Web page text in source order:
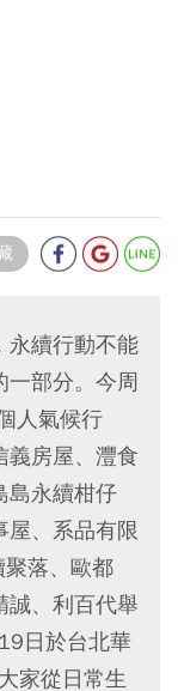
永續行動不能
一部分。今周
人氣候行
義房屋、灃食
島永續柑仔
屋、系品有限
落、歐都
誠、利百代舉
日於台北華
家從日常生